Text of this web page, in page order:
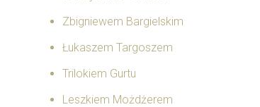
Zbigniewem Bargielskim
Łukaszem Targoszem
Trilokiem Gurtu
Leszkiem Możdżerem